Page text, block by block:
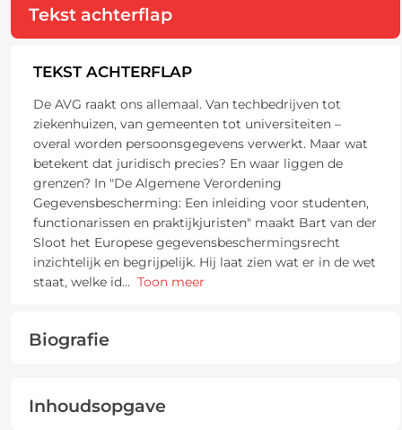
Tekst achterflap
TEKST ACHTERFLAP
De AVG raakt ons allemaal. Van techbedrijven tot
ziekenhuizen, van gemeenten tot universiteiten –
overal worden persoonsgegevens verwerkt. Maar wat
betekent dat juridisch precies? En waar liggen de
grenzen? In "De Algemene Verordening
Gegevensbescherming: Een inleiding voor studenten,
functionarissen en praktijkjuristen" maakt Bart van der
Sloot het Europese gegevensbeschermingsrecht
inzichtelijk en begrijpelijk. Hij laat zien wat er in de wet
staat, welke id... Toon meer
Biografie
Inhoudsopgave